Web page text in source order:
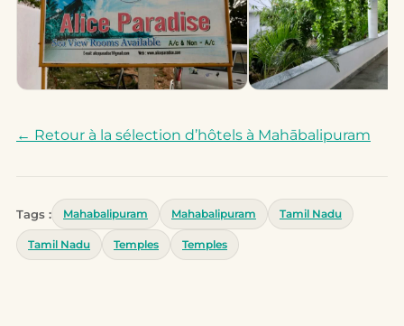
← Retour à la sélection d’hôtels à Mahābalipuram
Tags : Mahabalipuram Mahabalipuram Tamil Nadu
Tamil Nadu Temples Temples